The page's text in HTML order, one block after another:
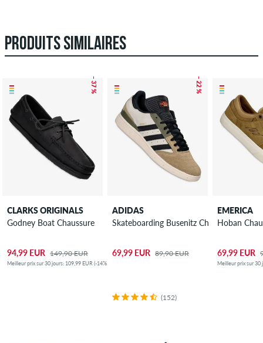
PRODUITS SIMILAIRES
– 37 %
CLARKS ORIGINALS
Godney Boat Chaussure
94,99 EUR 149,90 EUR
Meilleur prix sur 30 jours: 109,99 EUR (-14%)
– 22 %
ADIDAS
Skateboarding Busenitz Chaussure
69,99 EUR 89,90 EUR
(152)
EMERICA
Hoban
69,99 EUR
Meilleur prix sur 30